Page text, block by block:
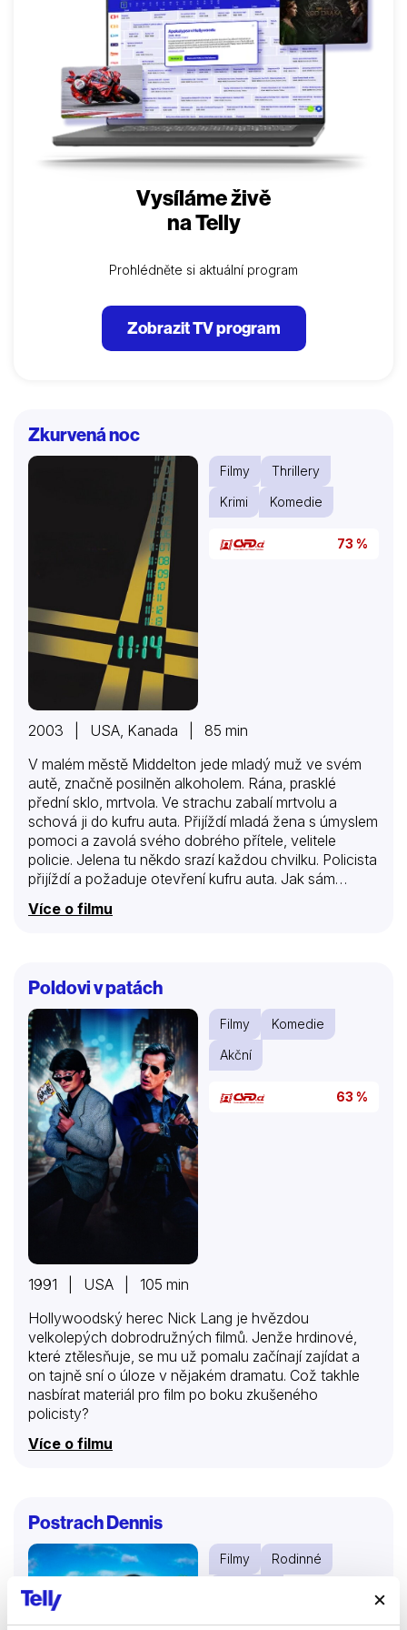
Vysíláme živě
na Telly
Prohlédněte si aktuální program
Zobrazit TV program
Zkurvená noc
Filmy
Thrillery
Krimi
Komedie
73 %
2003 | USA, Kanada | 85 min
V malém městě Middelton jede mladý muž ve svém
autě, značně posilněn alkoholem. Rána, prasklé
přední sklo, mrtvola. Ve strachu zabalí mrtvolu a
schová ji do kufru auta. Přijíždí mladá žena s úmyslem
pomoci a zavolá svého dobrého přítele, velitele
policie. Jelena tu někdo srazí každou chvilku. Policista
přijíždí a požaduje otevření kufru auta. Jak sám
pozná, jelen to určitě nebude. Mladík, pronásledovaný
policistou, se dává na útěk a mezitím z policejního
Více o filmu
Poldovi v patách
Filmy
Komedie
Akční
63 %
1991 | USA | 105 min
Hollywoodský herec Nick Lang je hvězdou
velkolepých dobrodružných filmů. Jenže hrdinové,
které ztělesňuje, se mu už pomalu začínají zajídat a
on tajně sní o úloze v nějakém dramatu. Což takhle
nasbírat materiál pro film po boku zkušeného
policisty?
Více o filmu
Postrach Dennis
Filmy
Rodinné